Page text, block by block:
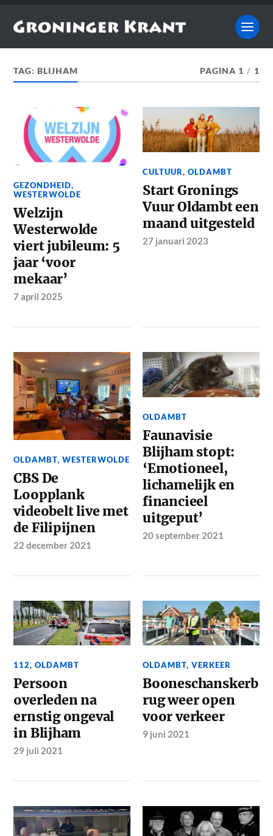
TAG:BLIJHAM PAGINA 1 / 1
GEZONDHEID,
WESTERWOLDE
Welzijn
Westerwolde
viert jubileum: 5
jaar ‘voor
mekaar’
7 april 2025
CULTUUR,OLDAMBT
Start Gronings
Vuur Oldambt een
maand uitgesteld
27 januari 2023
OLDAMBT,WESTERWOLDE
CBS De
Loopplank
videobelt live met
de Filipijnen
22 december 2021
OLDAMBT
Faunavisie
Blijham stopt:
‘Emotioneel,
lichamelijk en
financieel
uitgeput’
20 september 2021
112,OLDAMBT
Persoon
overleden na
ernstig ongeval
in Blijham
29 juli 2021
OLDAMBT,VERKEER
Booneschanskerb
rug weer open
voor verkeer
9 juni 2021